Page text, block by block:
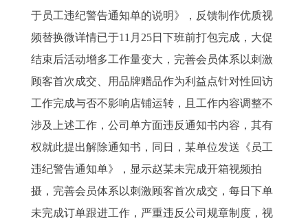
于员工违纪警告通知单的说明》，反馈制作优质视
频替换微详情已于11月25日下班前打包完成，大促
结束后活动增多工作量变大，完善会员体系以刺激
顾客首次成交、用品牌赠品作为利益点针对性回访
工作完成与否不影响店铺运转，且工作内容调整不
涉及上述工作，公司单方面违反通知书内容，其有
权就此提出解除通知书，同日，某单位发送《员工
违纪警告通知单》，显示赵某未完成开箱视频拍
摄，完善会员体系以刺激顾客首次成交，每日下单
未完成订单跟进工作，严重违反公司规章制度，视